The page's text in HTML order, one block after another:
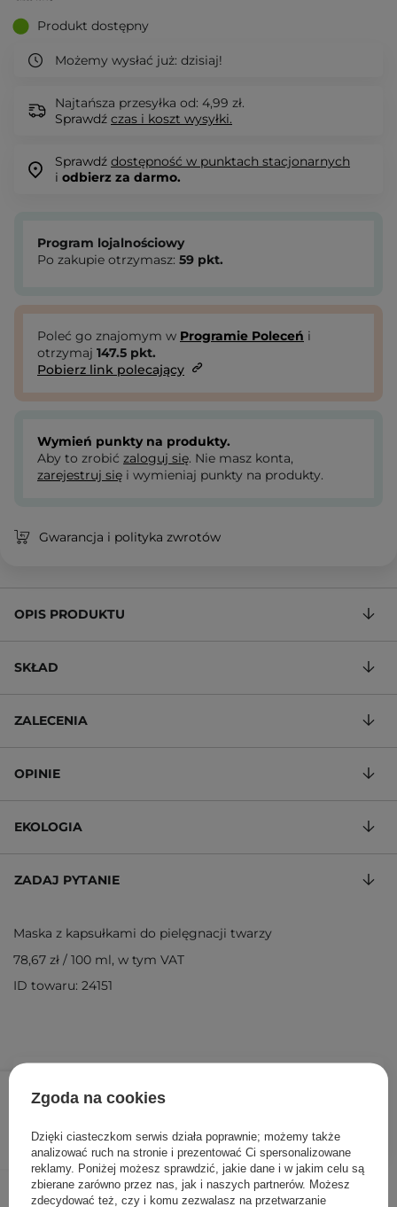
Produkt dostępny
Możemy wysłać już: dzisiaj!
Najtańsza przesyłka od: 4,99 zł.
Sprawdź czas i koszt wysyłki.
Sprawdź dostępność w punktach stacjonarnych
i odbierz za darmo.
Program lojalnościowy
Po zakupie otrzymasz: 59 pkt.
Poleć go znajomym w Programie Poleceń i
otrzymaj 147.5 pkt.
Pobierz link polecający
Wymień punkty na produkty.
Aby to zrobić zaloguj się. Nie masz konta,
zarejestruj się i wymieniaj punkty na produkty.
Gwarancja i polityka zwrotów
OPIS PRODUKTU
SKŁAD
ZALECENIA
OPINIE
EKOLOGIA
ZADAJ PYTANIE
Maska z kapsułkami do pielęgnacji twarzy
78,67 zł / 100 ml, w tym VAT
ID towaru: 24151
Inni klienci sprawdzali również
Zgoda na cookies
Dzięki ciasteczkom serwis działa poprawnie; możemy także
analizować ruch na stronie i prezentować Ci spersonalizowane
reklamy. Poniżej możesz sprawdzić, jakie dane i w jakim celu są
zbierane zarówno przez nas, jak i naszych partnerów. Możesz
zdecydować też, czy i komu zezwalasz na przetwarzanie